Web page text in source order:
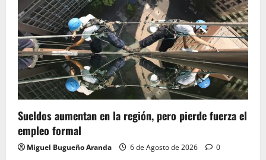
Sueldos aumentan en la región, pero pierde fuerza el
empleo formal
Miguel Bugueño Aranda 6 de Agosto de 2026 0